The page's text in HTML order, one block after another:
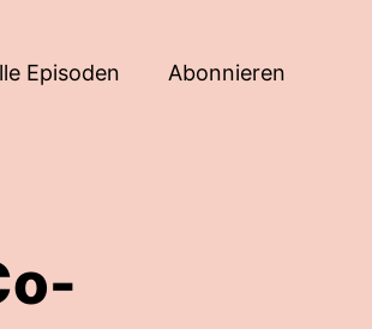
Episoden Abonnieren